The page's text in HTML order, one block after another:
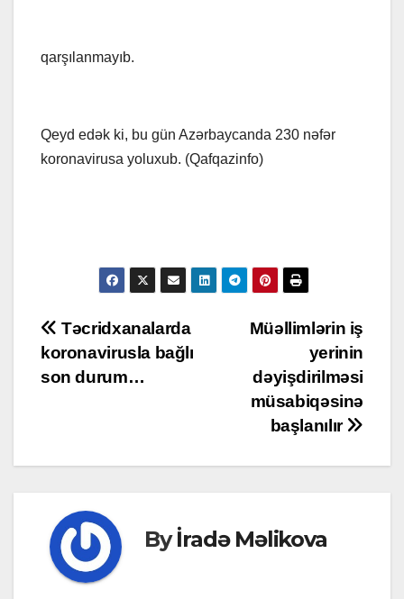
qarşılanmayıb.
Qeyd edək ki, bu gün Azərbaycanda 230 nəfər
koronavirusa yoluxub. (Qafqazinfo)
Post
navigation
Müəllimlərin iş
yerinin
dəyişdirilməsi
müsabiqəsinə
başlanılır
Təcridxanalarda
koronavirusla bağlı
son durum…
Byİradə Məlikova